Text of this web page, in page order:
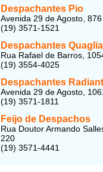
Despachantes Pio
Avenida 29 de Agosto,
(19) 3571-1521
Despachantes Quaglia
Rua Rafael de Barros,
(19) 3554-4025
Despachantes
Avenida 29 de Agosto,
(19) 3571-1811
Feijo de Despachos
Rua Doutor Armando
220
(19) 3571-4441